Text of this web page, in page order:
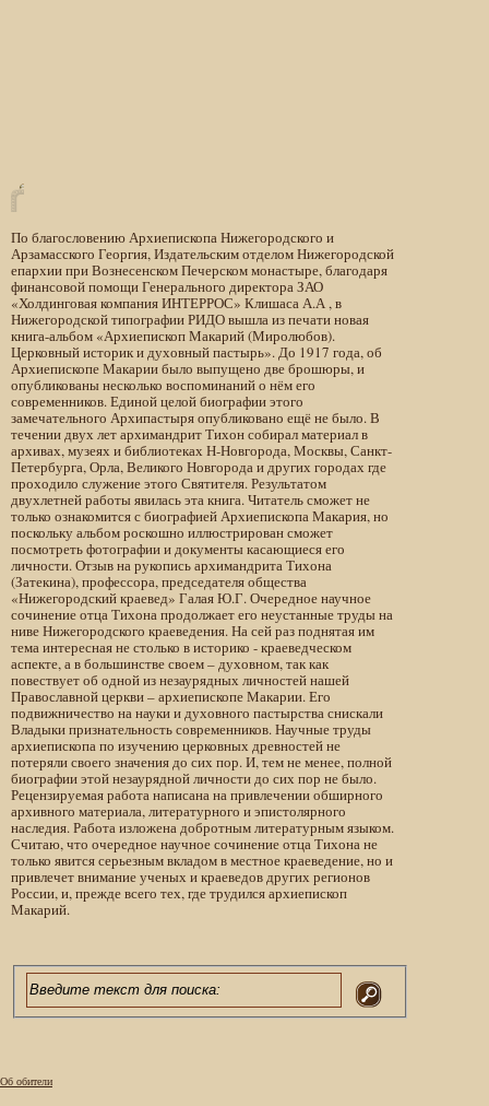
По благословению Архиепископа Нижегородского и
Арзамасского Георгия, Издательским отделом Нижегородской
епархии при Вознесенском Печерском монастыре, благодаря
финансовой помощи Генерального директора ЗАО
«Холдинговая компания ИНТЕРРОС» Клишаса А.А , в
Нижегородской типографии РИДО вышла из печати новая
книга-альбом «Архиепископ Макарий (Миролюбов).
Церковный историк и духовный пастырь». До 1917 года, об
Архиепископе Макарии было выпущено две брошюры, и
опубликованы несколько воспоминаний о нём его
современников. Единой целой биографии этого
замечательного Архипастыря опубликовано ещё не было. В
течении двух лет архимандрит Тихон собирал материал в
архивах, музеях и библиотеках Н-Новгорода, Москвы, Санкт-
Петербурга, Орла, Великого Новгорода и других городах где
проходило служение этого Святителя. Результатом
двухлетней работы явилась эта книга. Читатель сможет не
только ознакомится с биографией Архиепископа Макария, но
поскольку альбом роскошно иллюстрирован сможет
посмотреть фотографии и документы касающиеся его
личности. Отзыв на рукопись архимандрита Тихона
(Затекина), профессора, председателя общества
«Нижегородский краевед» Галая Ю.Г. Очередное научное
сочинение отца Тихона продолжает его неустанные труды на
ниве Нижегородского краеведения. На сей раз поднятая им
тема интересная не столько в историко - краеведческом
аспекте, а в большинстве своем – духовном, так как
повествует об одной из незаурядных личностей нашей
Православной церкви – архиепископе Макарии. Его
подвижничество на науки и духовного пастырства снискали
Владыки признательность современников. Научные труды
архиепископа по изучению церковных древностей не
потеряли своего значения до сих пор. И, тем не менее, полной
биографии этой незаурядной личности до сих пор не было.
Рецензируемая работа написана на привлечении обширного
архивного материала, литературного и эпистолярного
наследия. Работа изложена добротным литературным языком.
Считаю, что очередное научное сочинение отца Тихона не
только явится серьезным вкладом в местное краеведение, но и
привлечет внимание ученых и краеведов других регионов
России, и, прежде всего тех, где трудился архиепископ
Макарий.
Об обители